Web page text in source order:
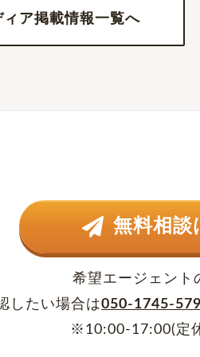
ィア掲載情報一覧へ
無料相談
希望エージェント
したい場合は050-1745-
※10:00-17:00(定